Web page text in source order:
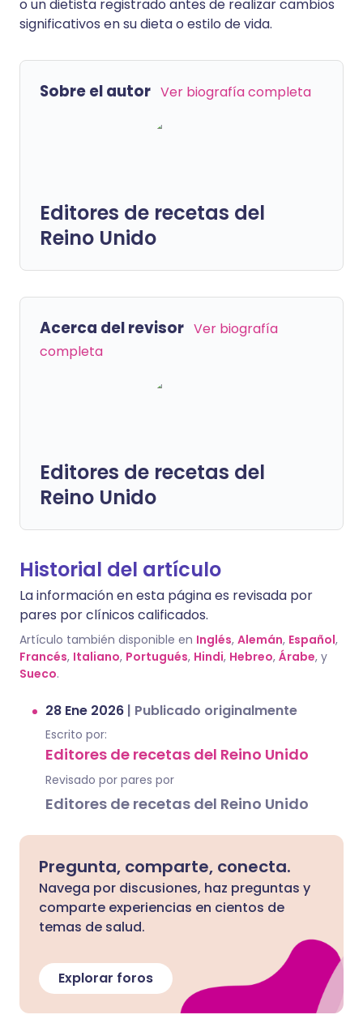
o un dietista registrado antes de realizar cambios
significativos en su dieta o estilo de vida.
Sobre el autor Ver biografía completa
Editores de recetas del
Reino Unido
Acerca del revisor Ver biografía
completa
Editores de recetas del
Reino Unido
Historial del artículo
La información en esta página es revisada por
pares por clínicos calificados.
Artículo también disponible en Inglés, Alemán, Español,
Francés, Italiano, Portugués, Hindi, Hebreo, Árabe, y
Sueco.
28 Ene 2026 | Publicado originalmente
Escrito por:
Editores de recetas del Reino Unido
Revisado por pares por
Editores de recetas del Reino Unido
Pregunta, comparte, conecta.
Navega por discusiones, haz preguntas y
comparte experiencias en cientos de
temas de salud.
Explorar foros